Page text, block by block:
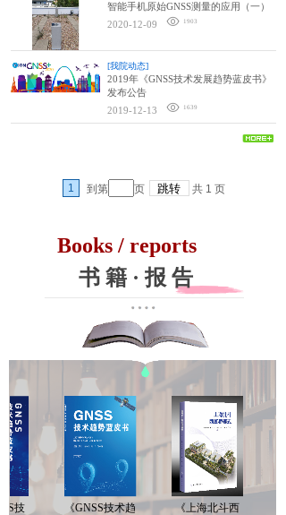
智能手机原始GNSS测量的应用（一）
2020-12-09
1903
[我院动态]
2019年《GNSS技术发展趋势蓝皮书》
发布公告
2019-12-13
1639
1 到第 页 共 1 页
Books / reports
书 籍 ·报 告
技
《GNSS技术趋
《上海北斗西